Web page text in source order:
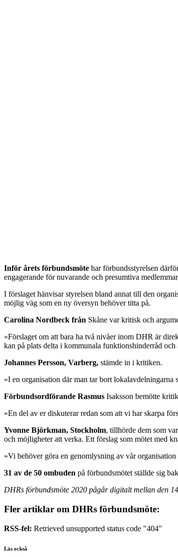
Inför årets förbundsmöte har förbundsstyrelsen
engagerande för nuvarande och presumtiva
I förslaget hänvisar styrelsen bland annat till den
möjlig väg som en ny översyn behöver titta på.
Carolina Nordbeck från Skåne var kritisk och
»Förslaget om att bara ha två nivåer inom DHR är
kan på plats delta i kommunala funktionshinderråd
Johannes Persson, Varberg, stämde in i kritiken.
»I en organisation där man tar bort
Förbundsordförande Rasmus Isaksson bemötte
»En del av er diskuterar redan som att vi har skarpa
Yvonne Björkman, Stockholm, tillhörde dem som
och möjligheter att verka. Ett förslag som mötet med
»Vi behöver göra en genomlysning av vår
31 av de 50 ombuden på förbundsmötet ställde sig
DHRs förbundsmöte 2020 pågår digitalt mellan den
Fler artiklar om DHRs förbundsmöte:
RSS-fel: Retrieved unsupported status code "404"
Läs också